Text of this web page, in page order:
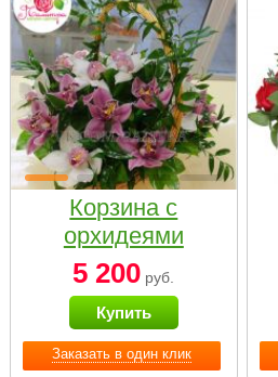
Заказать в один клик
Корзина с
орхидеями
малая
5 200 руб.
Купить